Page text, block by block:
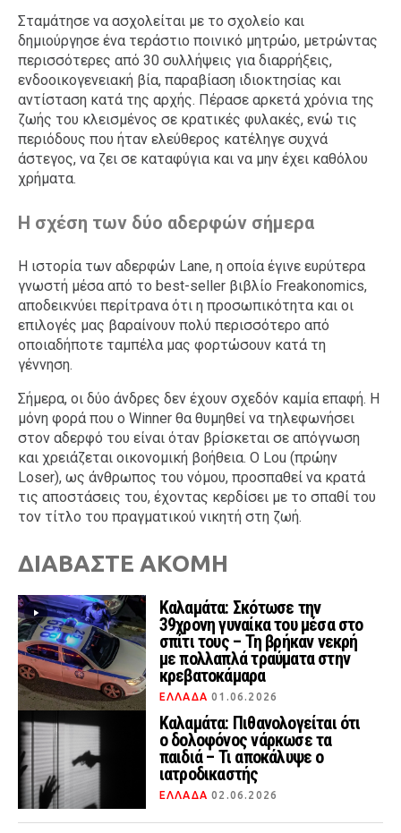
Σταμάτησε να ασχολείται με το σχολείο και
δημιούργησε ένα τεράστιο ποινικό μητρώο, μετρώντας
περισσότερες από 30 συλλήψεις για διαρρήξεις,
ενδοοικογενειακή βία, παραβίαση ιδιοκτησίας και
αντίσταση κατά της αρχής. Πέρασε αρκετά χρόνια της
ζωής του κλεισμένος σε κρατικές φυλακές, ενώ τις
περιόδους που ήταν ελεύθερος κατέληγε συχνά
άστεγος, να ζει σε καταφύγια και να μην έχει καθόλου
χρήματα.
Η σχέση των δύο αδερφών σήμερα
Η ιστορία των αδερφών Lane, η οποία έγινε ευρύτερα
γνωστή μέσα από το best-seller βιβλίο Freakonomics,
αποδεικνύει περίτρανα ότι η προσωπικότητα και οι
επιλογές μας βαραίνουν πολύ περισσότερο από
οποιαδήποτε ταμπέλα μας φορτώσουν κατά τη
γέννηση.
Σήμερα, οι δύο άνδρες δεν έχουν σχεδόν καμία επαφή. Η
μόνη φορά που ο Winner θα θυμηθεί να τηλεφωνήσει
στον αδερφό του είναι όταν βρίσκεται σε απόγνωση
και χρειάζεται οικονομική βοήθεια. Ο Lou (πρώην
Loser), ως άνθρωπος του νόμου, προσπαθεί να κρατά
τις αποστάσεις του, έχοντας κερδίσει με το σπαθί του
τον τίτλο του πραγματικού νικητή στη ζωή.
ΔΙΑΒΑΣΤΕ ΑΚΟΜΗ
Καλαμάτα: Σκότωσε την
39χρονη γυναίκα του μέσα στο
σπίτι τους – Τη βρήκαν νεκρή
με πολλαπλά τραύματα στην
κρεβατοκάμαρα
ΕΛΛΑΔΑ 01.06.2026
Καλαμάτα: Πιθανολογείται ότι
ο δολοφόνος νάρκωσε τα
παιδιά – Τι αποκάλυψε ο
ιατροδικαστής
ΕΛΛΑΔΑ 02.06.2026